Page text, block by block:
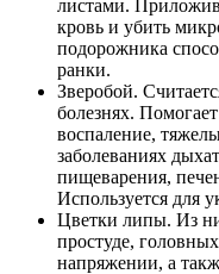
листами.
кровь и убить
подорожника
ранки.
Зверобой.
болезнях.
воспаление,
заболеваниях
пищеварения,
Используется для
Цветки липы. Из
простуде,
напряжении, а